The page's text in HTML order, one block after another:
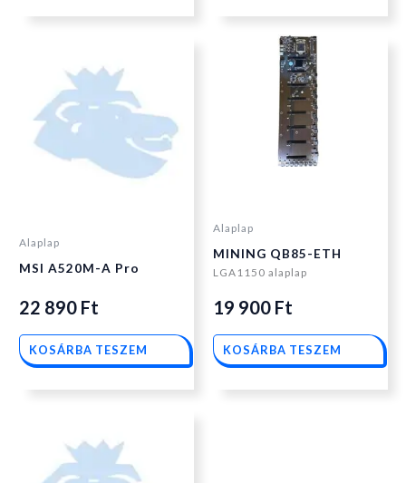
Alaplap
MSI A520M-A Pro
22 890 Ft
KOSÁRBA TESZEM
Alaplap
MINING QB85-ETH
LGA1150 alaplap
19 900 Ft
KOSÁRBA TESZEM